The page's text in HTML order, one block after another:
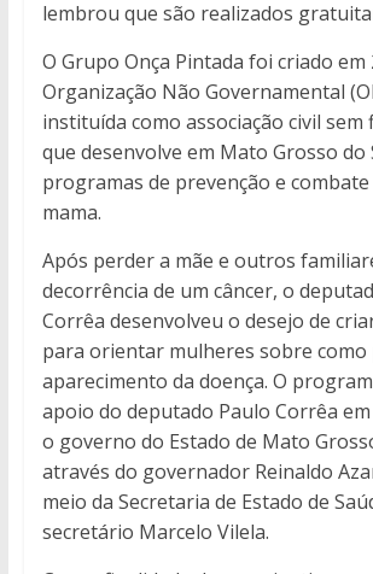
lembrou que são realizados
O Grupo Onça Pintada foi criado em
Organização Não Governamental
instituída como associação civil sem
que desenvolve em Mato Grosso do
programas de prevenção e combate
mama.
Após perder a mãe e outros
decorrência de um câncer, o
Corrêa desenvolveu o desejo de
para orientar mulheres sobre
aparecimento da doença. O
apoio do deputado Paulo Corrêa
o governo do Estado de Mato
através do governador Reinaldo
meio da Secretaria de Estado de
secretário Marcelo Vilela.